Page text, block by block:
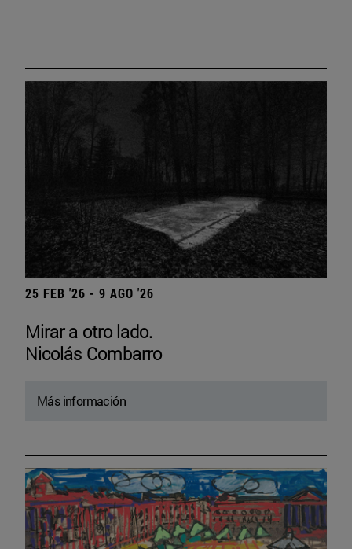
25 FEB '26 - 9 AGO '26
Mirar a otro lado.
Nicolás Combarro
Más información